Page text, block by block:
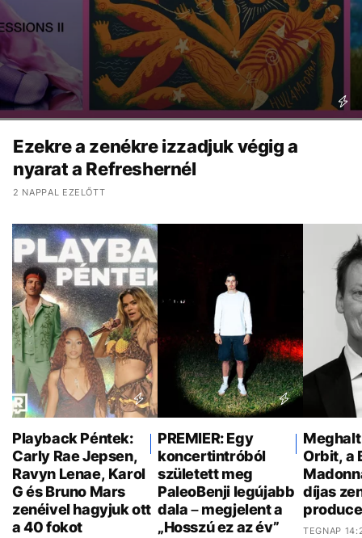
Ezekre a zenékre izzadjuk végig a
nyarat a Refreshernél
2 NAPPAL EZELŐTT
Playback Péntek:
Carly Rae Jepsen,
Ravyn Lenae, Karol
G és Bruno Mars
zenéivel hagyjuk ott
a 40 fokot
PREMIER: Egy
koncertintróból
született meg
PaleoBenji legújabb
dala – megjelent a
„Hosszú ez az év”
Orbit, a
díjas
TEGNAP